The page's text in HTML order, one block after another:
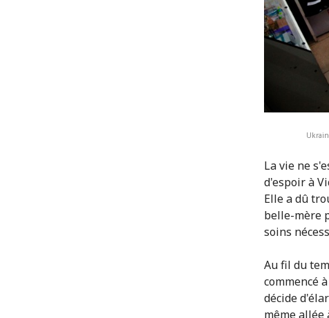
La vie ne
d'espoir à
Elle a dû
belle-mère
soins
Au fil du
commencé
décide
même allée